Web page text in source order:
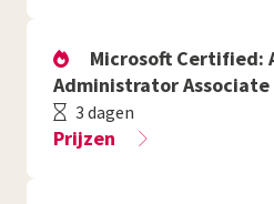
Microsoft Certified:
Administrator Associate
3 dagen
Prijzen